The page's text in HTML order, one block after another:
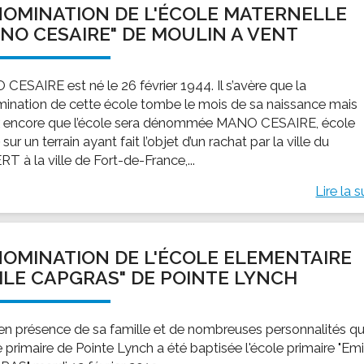
EMPLOI
Offres d'emploi
Le Centre Communal d'Action Social
Les aides sociales
Logement
Antenne Municipale de Développement et de
locale
et le lycée
scolaire
maternelles et primaire
de loisirs - ALSH
LE SERVICE CULTUREL
Les activités
Guide des
DE L'ÉCOLE MATERNELLE
CESAIRE" DE MOULIN A VENT
CESAIRE est né le 26 février 1944. Il s’avère que la
de cette école tombe le mois de sa naissance mais
que l’école sera dénommée MANO CESAIRE, école
un terrain ayant fait l’objet d’un rachat par la ville du
à la ville de Fort-de-France,...
Lire la
DE L'ÉCOLE ELEMENTAIRE
CAPGRAS" DE POINTE LYNCH
présence de sa famille et de nombreuses personnalités
primaire de Pointe Lynch a été baptisée l'école primaire